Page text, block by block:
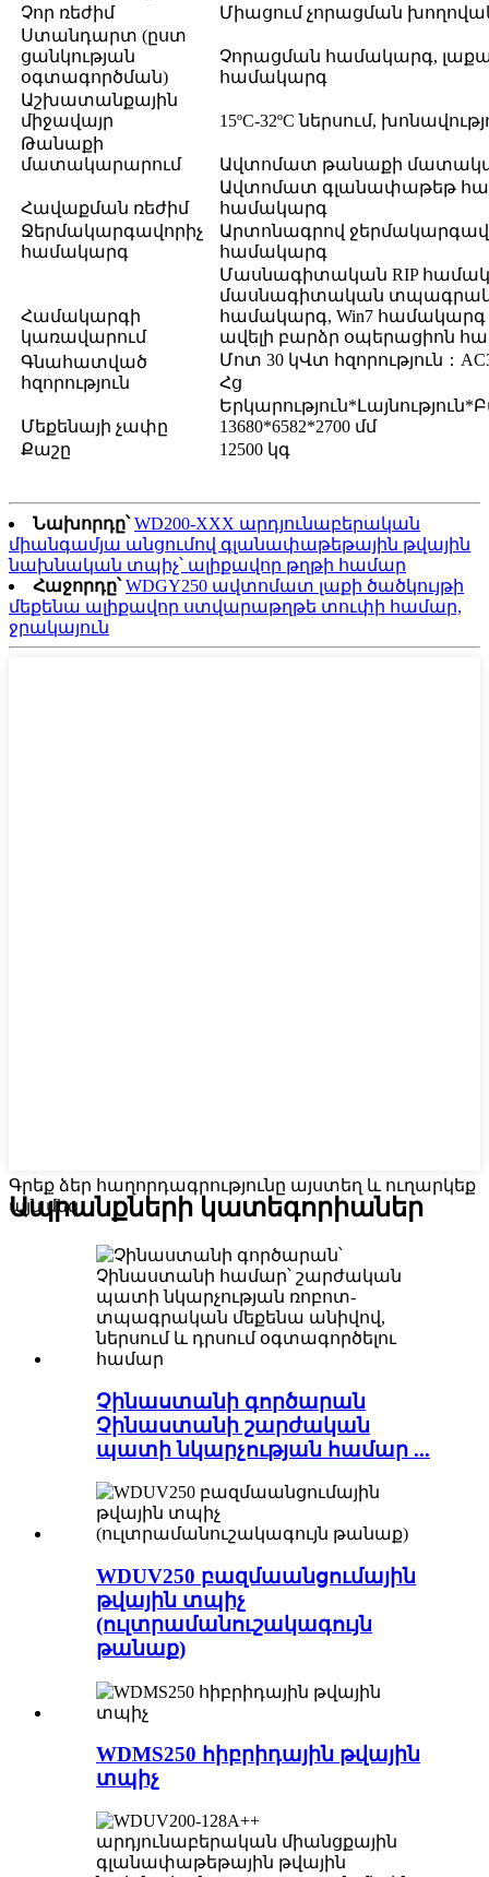
Չոր ռեժիմ
Միացում չորացման
Ստանդարտ (ըստ
ցանկության
օգտագործման)
Չորացման համակարգ,
համակարգ
Աշխատանքային
միջավայր
15ºC-32ºC ներսում,
Թանաքի
մատակարարում
Ավտոմատ թանաքի
Հավաքման ռեժիմ
Ավտոմատ գլանափաթեթ
համակարգ
Ջերմակարգավորիչ
համակարգ
Արտոնագրով
համակարգ
Համակարգի
կառավարում
Մասնագիտական ​​RIP
մասնագիտական
համակարգ, Win7 համակարգ
ավելի բարձր օպերացիոն
Գնահատված
հզորություն
Մոտ 30 կՎտ հզորություն ：
Հց
Մեքենայի չափը
13680*6582*2700 մմ
Քաշը
12500 կգ
Նախորդը՝ WD200-XXX արդյունաբերական
միանգամյա անցումով գլանափաթեթային թվային
նախնական տպիչ՝ ալիքավոր թղթի համար
Հաջորդը՝ WDGY250 ավտոմատ լաքի ծածկույթի
մեքենա ալիքավոր ստվարաթղթե տուփի համար,
ջրակայուն
Գրեք ձեր հաղորդագրությունը այստեղ և ուղարկեք
այն մեզ
Ապրանքների կատեգորիաներ
Չինաստանի գործարան
Չինաստանի շարժական
պատի նկարչության համար ...
WDUV250 բազմաանցումային
թվային տպիչ
(ուլտրամանուշակագույն
թանաք)
WDMS250 հիբրիդային թվային
տպիչ